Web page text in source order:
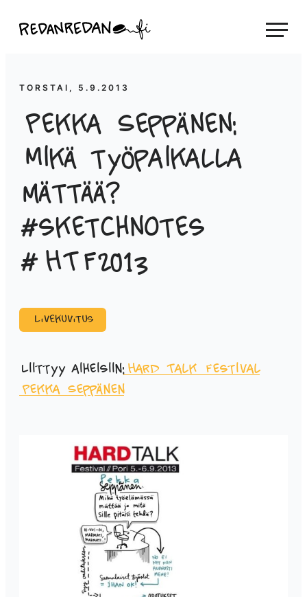
suoraan
Linda Saukko-Rauta, Redanredan Oy
piirrosvideoita
TORSTAI, 5.9.2013
Pekka Seppänen:
Mikä työpaikalla
mättää?
#sketchnotes
#HTF2013
Livekuvitus
Liittyy aiheisiin:Hard Talk Festival
Pekka Seppänen